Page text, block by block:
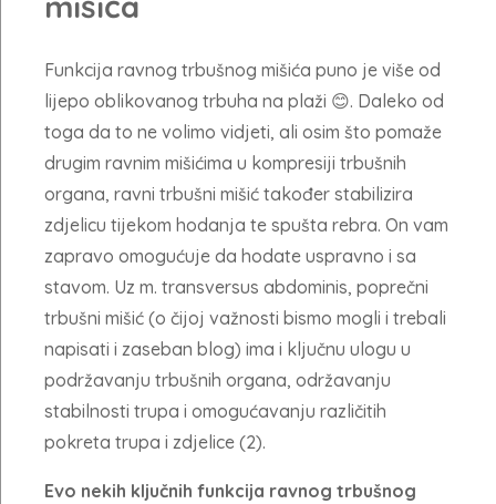
Funkcija ravnog trbušnog mišića puno je više od
lijepo oblikovanog trbuha na plaži 😊. Daleko od
toga da to ne volimo vidjeti, ali osim što pomaže
drugim ravnim mišićima u kompresiji trbušnih
organa, ravni trbušni mišić također stabilizira
zdjelicu tijekom hodanja te spušta rebra. On vam
zapravo omogućuje da hodate uspravno i sa
stavom. Uz m. transversus abdominis, poprečni
trbušni mišić (o čijoj važnosti bismo mogli i trebali
napisati i zaseban blog) ima i ključnu ulogu u
podržavanju trbušnih organa, održavanju
stabilnosti trupa i omogućavanju različitih
pokreta trupa i zdjelice (2).
Evo nekih ključnih funkcija ravnog trbušnog